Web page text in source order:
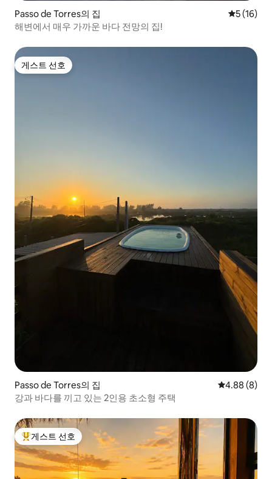
Passo de Torres의 집 평점 5점
5 (16)
해변에서 매우 가까운 바다 전망의 집!
게스트 선호
게스트 선호
Passo de Torres의 집 평점 4.88점
4.88 (8)
강과 바다를 끼고 있는 2인용 초소형 주택
상위 게스트 선호
게스트 선호